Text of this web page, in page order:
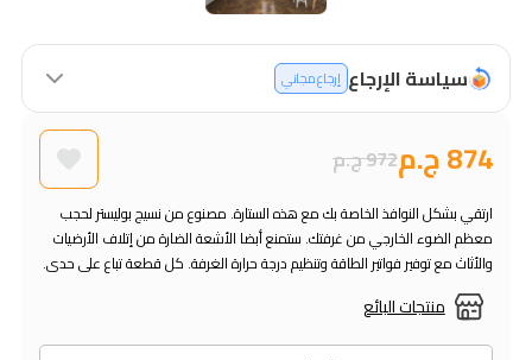
سياسة الإرجاع إرجاع مجاني
874 ج.م 972 ج.م
منتجات البائع
ارتقي بشكل النوافذ الخاصة بك مع هذه الستارة. مصنوع من نسيج بوليستر لحجب
معظم الضوء الخارجي من غرفتك. ستمنع أبضا الأشعة الضارة من إتلاف الأرضيات
والأثاث مع توفير فواتير الطاقة وتنظيم درجة حرارة الغرفة. كل قطعة تباع على حدى.